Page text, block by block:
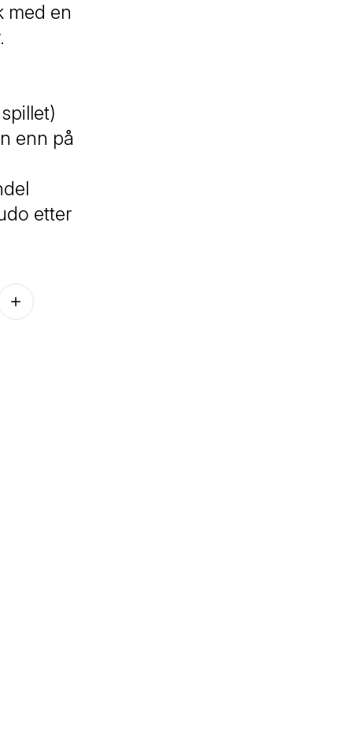
med en
enn på
etter
Follow on other platforms